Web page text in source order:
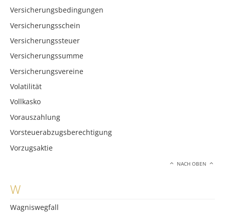
Versicherungsbedingungen
Versicherungsschein
Versicherungssteuer
Versicherungssumme
Versicherungsvereine
Volatilität
Vollkasko
Vorauszahlung
Vorsteuerabzugsberechtigung
Vorzugsaktie
NACH OBEN
W
Wagniswegfall